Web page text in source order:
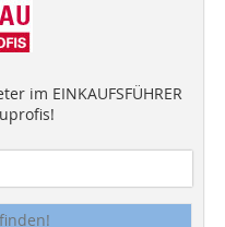
im EINKAUFSFÜHRER